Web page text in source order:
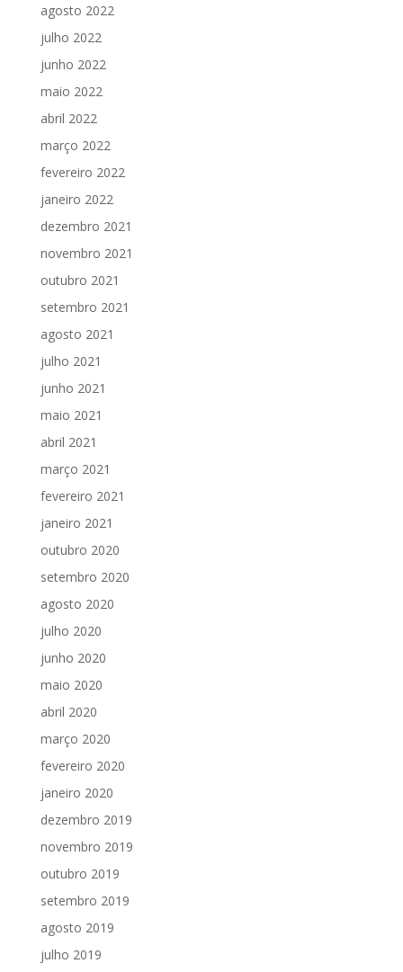
agosto 2022
julho 2022
junho 2022
maio 2022
abril 2022
março 2022
fevereiro 2022
janeiro 2022
dezembro 2021
novembro 2021
outubro 2021
setembro 2021
agosto 2021
julho 2021
junho 2021
maio 2021
abril 2021
março 2021
fevereiro 2021
janeiro 2021
outubro 2020
setembro 2020
agosto 2020
julho 2020
junho 2020
maio 2020
abril 2020
março 2020
fevereiro 2020
janeiro 2020
dezembro 2019
novembro 2019
outubro 2019
setembro 2019
agosto 2019
julho 2019